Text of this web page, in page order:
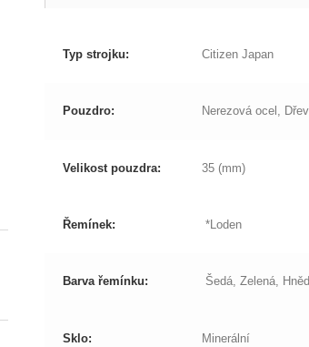
Typ strojku: Citizen Japan
Pouzdro: Nerezová ocel,
Velikost pouzdra: 35 (mm)
Řemínek: *Loden
Barva řemínku: Šedá, Zelená,
Sklo: Minerální